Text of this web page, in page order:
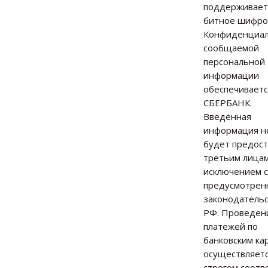
битное
сообщаемой
персональной
информации
СБЕРБАНК.
Введённая
информация
будет
третьим
исключением
РФ.
платежей по
банковским